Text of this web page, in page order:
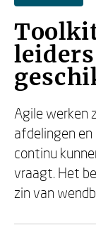
Agile werken
afdelingen
continu
vraagt. Het
zin van